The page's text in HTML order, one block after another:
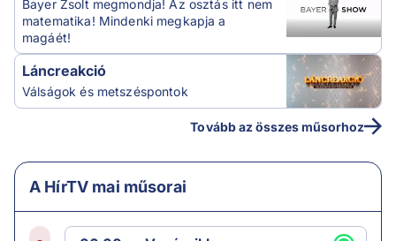
Bayer Zsolt megmondja! Az osztás itt nem
matematika! Mindenki megkapja a
magáét!
Láncreakció
Válságok és metszéspontok
Tovább az összes műsorhoz
A HírTV mai műsorai